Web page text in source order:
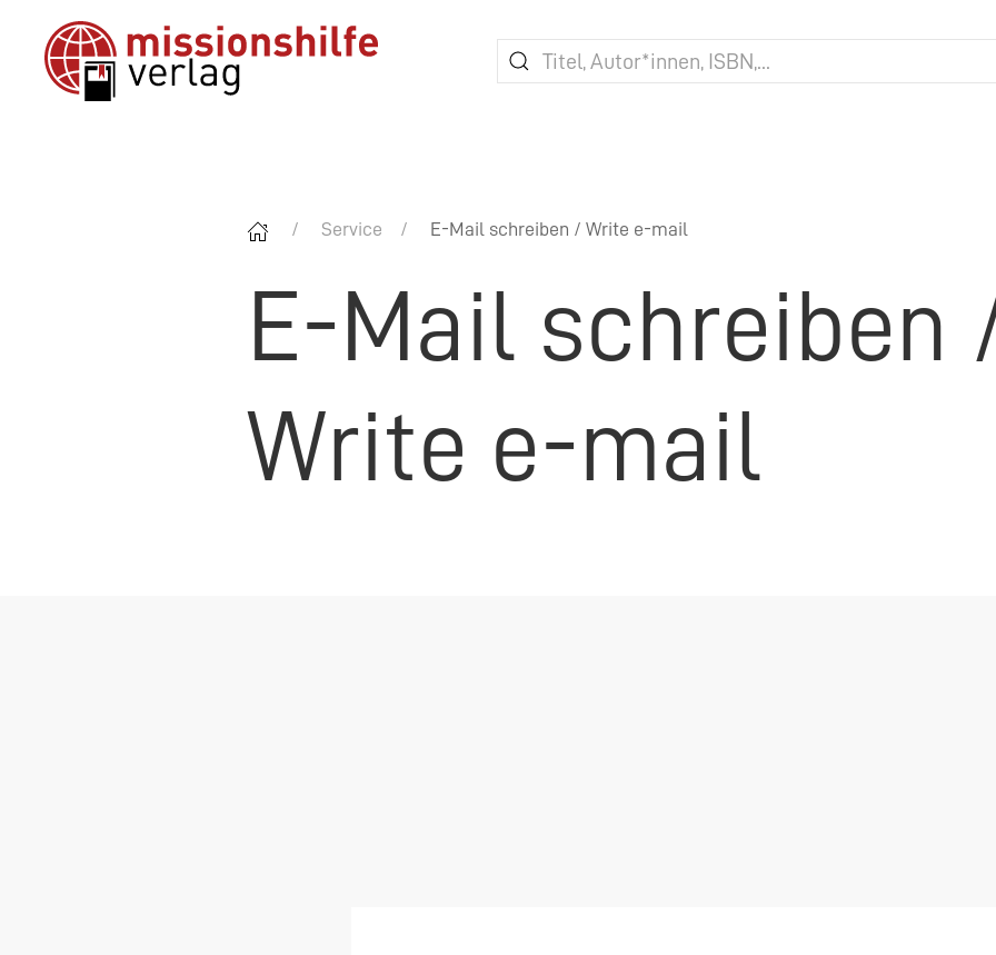
Service E-Mail schreiben / Write e-mail
E-Mail schreiben
Write e-mail